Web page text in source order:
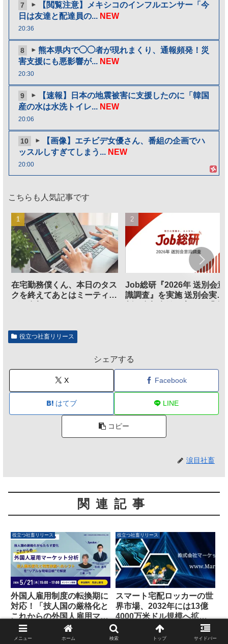
7
【閲覧注意】メキシコのインフルエンサー「今
日は友達と配達員の... NEW
20:36
8
熊本県内で◯◯者が現れまくり、通報頻発！災
害支援にも悪影響が... NEW
20:30
9
【速報】日本の地震被害に支援したのに「韓国
産の水は水洗トイレ... NEW
20:06
10
【画像】エチビデ女優さん、番組の企画でハ
ッスルしすぎてしまう... NEW
20:00
こちらも人気記事です
在宅勤務僕くん、本日のタス
クを終えてあとはミーティン
Job総研『2026年 送別会意
識調査』を実施 送別会実施
役立つ社畜リリース
シェアする
X Facebook
はてブ LINE
コピー
涙目社畜
関連記事
役立つ社畜リリース
外国人雇用制度の転換期に
対応！「技人国の厳格化と
これからの外国人雇用マー
ケット分析」無料オンライ
ンセミナーが5月21日に開
ICHIGOICHIE CONSULTING,
INC.は、外国人雇用制度の転換期
役立つ社畜リリース
スマート宅配ロッカーの世
界市場、2032年には13億
4000万米ドル規模へ拡大
予測
株式会社マーケットリサーチセン
ターは、スマート宅配ロッカーの
メニュー ホーム 検索 トップ サイドバー